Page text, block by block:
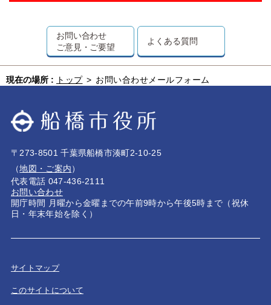
お問い合わせ
ご意見・ご要望
よくある質問
現在の場所 : トップ > お問い合わせメールフォーム
〒273-8501 千葉県船橋市湊町2-10-25
（地図・ご案内）
代表電話 047-436-2111
お問い合わせ
開庁時間 月曜から金曜までの午前9時から午後5時まで（祝休
日・年末年始を除く）
サイトマップ
このサイトについて